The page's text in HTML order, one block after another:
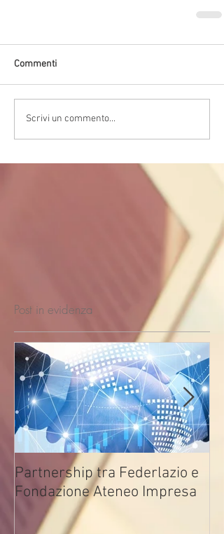
Commenti
Scrivi un commento...
Post in evidenza
Partnership tra Federlazio e
Fondazione Ateneo Impresa